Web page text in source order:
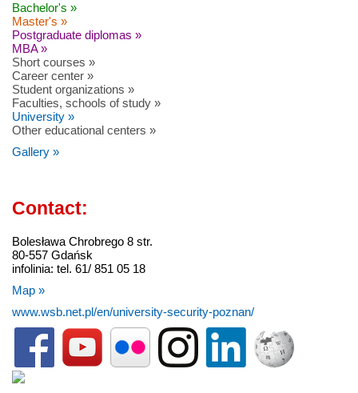
Bachelor's »
Master's »
Postgraduate diplomas »
MBA »
Short courses »
Career center »
Student organizations »
Faculties, schools of study »
University »
Other educational centers »
Gallery »
Contact:
Bolesława Chrobrego 8 str.
80-557 Gdańsk
infolinia: tel. 61/ 851 05 18
Map »
www.wsb.net.pl/en/university-security-poznan/